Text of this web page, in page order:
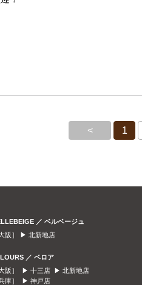
< 1
／ ベルベージュ
大阪］ ▶ 北新地店
／ ベロア
大阪］ ▶ 十三店 ▶ 北新地店
兵庫］ ▶ 神戸店